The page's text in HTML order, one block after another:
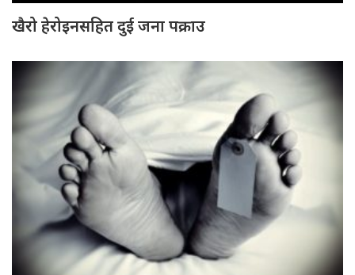
खैरो हेरोइनसहित दुई जना पक्राउ